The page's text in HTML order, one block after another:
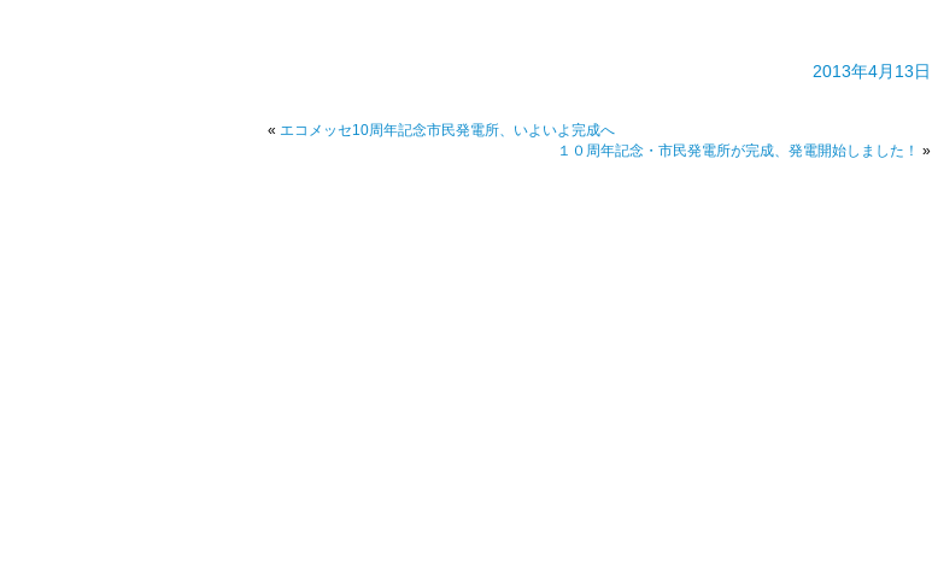
2013年4月13日
« エコメッセ10周年記念市民発電所、いよいよ完成へ
１０周年記念・市民発電所が完成、発電開始しました！ »